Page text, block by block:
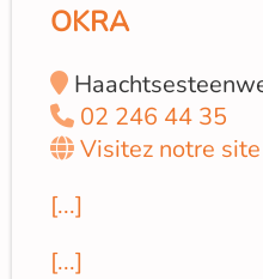
OKRA
02 246 44 35
Visitez notre
[...]
[...]